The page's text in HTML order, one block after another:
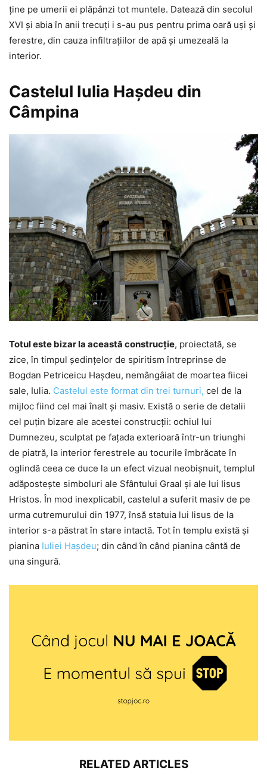
ține pe umerii ei plăpânzi tot muntele. Datează din secolul
XVI și abia în anii trecuți i s-au pus pentru prima oară uși și
ferestre, din cauza infiltrațiilor de apă și umezeală la
interior.
Castelul Iulia Hașdeu din
Câmpina
Totul este bizar la această construcție, proiectată, se
zice, în timpul ședințelor de spiritism întreprinse de
Bogdan Petriceicu Hașdeu, nemângâiat de moartea fiicei
sale, Iulia. Castelul este format din trei turnuri, cel de la
mijloc fiind cel mai înalt și masiv. Există o serie de detalii
cel puțin bizare ale acestei construcții: ochiul lui
Dumnezeu, sculptat pe fațada exterioară într-un triunghi
de piatră, la interior ferestrele au tocurile îmbrăcate în
oglindă ceea ce duce la un efect vizual neobișnuit, templul
adăpostește simboluri ale Sfântului Graal și ale lui Iisus
Hristos. În mod inexplicabil, castelul a suferit masiv de pe
urma cutremurului din 1977, însă statuia lui Iisus de la
interior s-a păstrat în stare intactă. Tot în templu există și
pianina Iuliei Hașdeu; din când în când pianina cântă de
una singură.
RELATED ARTICLES